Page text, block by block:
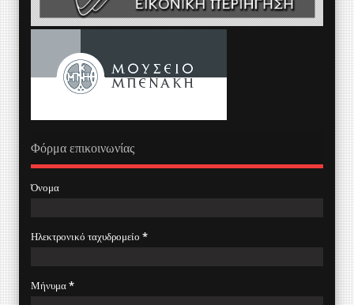
Φόρμα επικοινωνίας
Όνομα
Ηλεκτρονικό ταχυδρομείο *
Μήνυμα*